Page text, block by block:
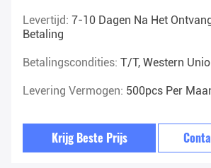
Levertijd: 7-10 Dagen Na Het
Betaling
Betalingscondities: T/T, Western
Levering Vermogen: 500pcs Per
Krijg Beste Prijs